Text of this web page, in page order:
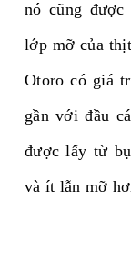
nó cũng được
lớp mỡ của
Otoro có giá
gần với đầu
được lấy từ
và ít lẫn mỡ